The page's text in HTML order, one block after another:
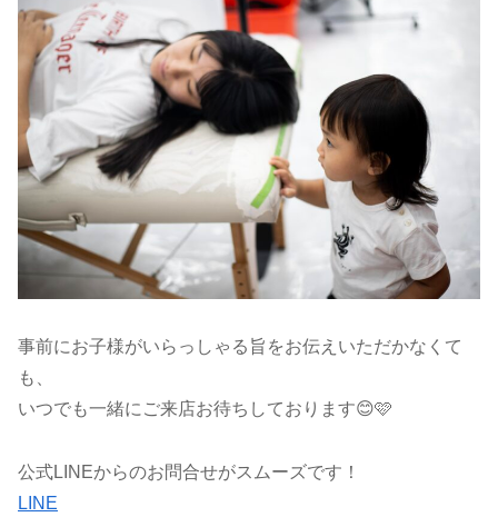
事前にお子様がいらっしゃる旨をお伝えいただかなくて
も、
いつでも一緒にご来店お待ちしております😊🩷
公式LINEからのお問合せがスムーズです！
LINE